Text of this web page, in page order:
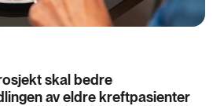
skal bedre
av eldre kreftpasienter